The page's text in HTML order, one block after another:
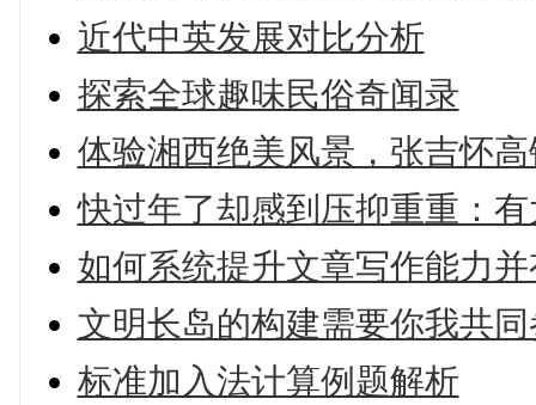
近代中英发展对比分析
探索全球趣味民俗奇闻录
体验湘西绝美风景，张吉怀
快过年了却感到压抑重重：
如何系统提升文章写作能力
文明长岛的构建需要你我共
标准加入法计算例题解析